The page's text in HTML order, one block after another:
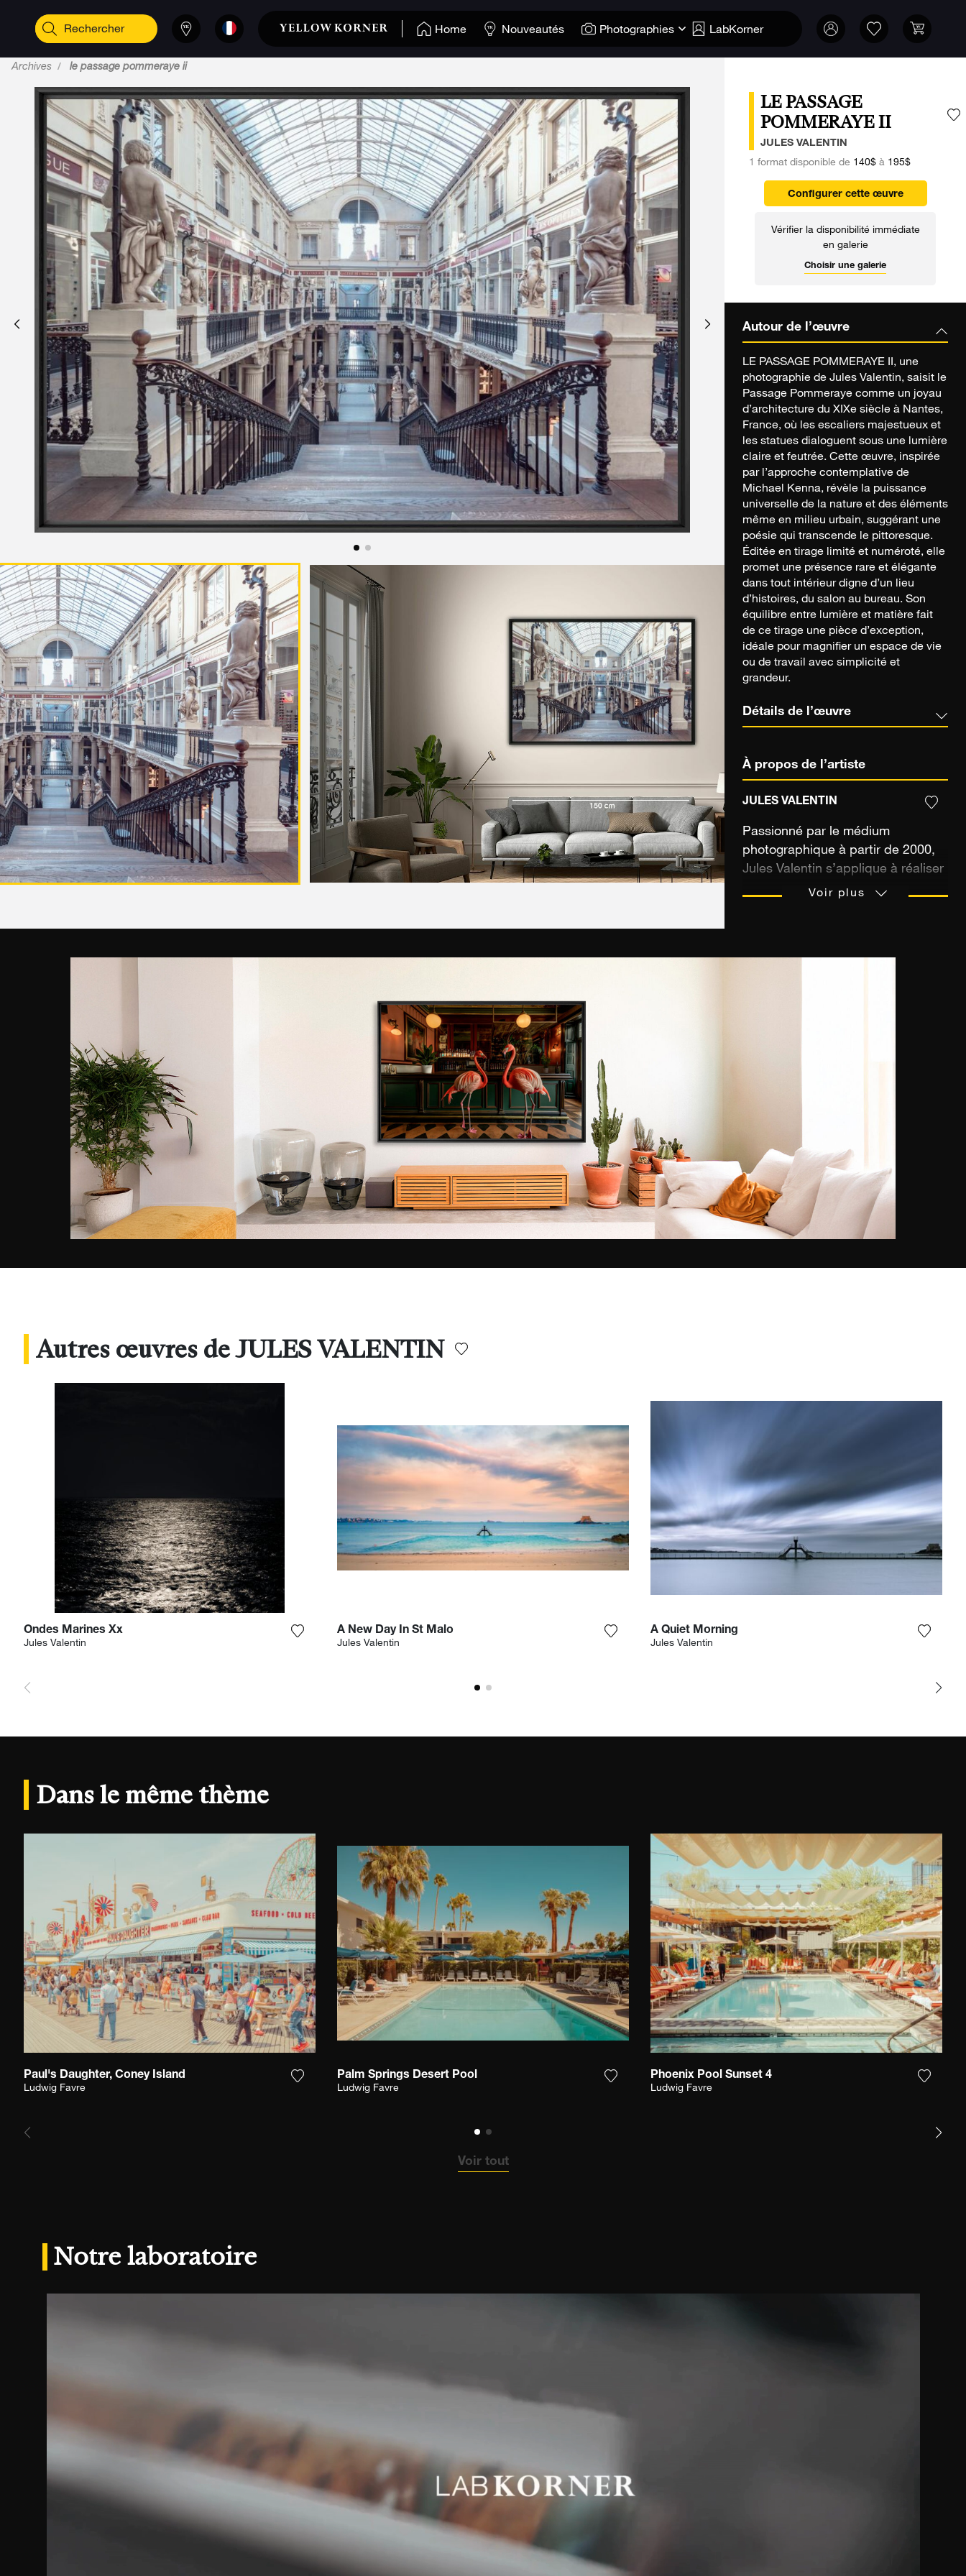
Home Nouveautés Photographies LabKorner
Archives le passage pommeraye ii
LE PASSAGE
POMMERAYE II
JULES VALENTIN
1 format disponible de 140$à 195$
Configurer cette œuvre
Vérifier la disponibilité immédiate
en galerie
Choisir une galerie
Autour de l’œuvre
LE PASSAGE POMMERAYE II, une
photographie de Jules Valentin, saisit le
Passage Pommeraye comme un joyau
d’architecture du XIXe siècle à Nantes,
France, où les escaliers majestueux et
les statues dialoguent sous une lumière
claire et feutrée. Cette œuvre, inspirée
par l’approche contemplative de
Michael Kenna, révèle la puissance
universelle de la nature et des éléments
même en milieu urbain, suggérant une
poésie qui transcende le pittoresque.
Éditée en tirage limité et numéroté, elle
promet une présence rare et élégante
dans tout intérieur digne d’un lieu
d’histoires, du salon au bureau. Son
équilibre entre lumière et matière fait
de ce tirage une pièce d’exception,
idéale pour magnifier un espace de vie
ou de travail avec simplicité et
grandeur.
Détails de l’œuvre
À propos de l’artiste
JULES VALENTIN
Passionné par le médium
photographique à partir de 2000,
Jules Valentin s’applique à réaliser
des images au regard de ses
photographe britannique Michael
Kenna, il explore à sa manière un
paysage où le pittoresque tend à
s’effacer. À l’égal de de son
mentor, se dévoile sous son
Voir plus
Autres œuvres de JULES VALENTIN
Ondes Marines Xx
Jules Valentin Ajouter la photographie à ma wishlist
A New Day In St Malo
Jules Valentin Ajouter la photographie à ma wishlist
A Quiet Morning
Jules Valentin
Dans le même thème
Paul's Daughter, Coney Island
Ludwig Favre Ajouter la photographie à ma wishlist
Palm Springs Desert Pool
Ludwig Favre Ajouter la photographie à ma wishlist
Phoenix Pool Sunset 4
Ludwig Favre
Voir tout
Notre laboratoire